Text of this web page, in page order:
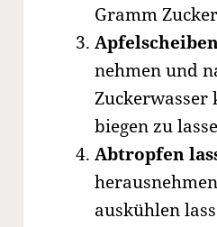
Gramm
nehmen und
Zuckerwasser
biegen zu
Abtropfen
auskühlen